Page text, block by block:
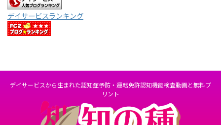
デイサービスランキング
デイサービスから生まれた認知症予防・運転免許認知機能検査動画と無料プ
リント